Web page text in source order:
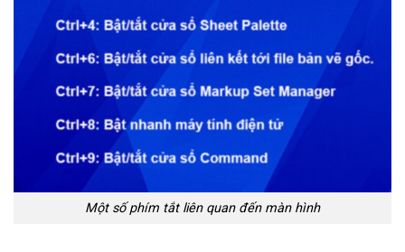
Một số phím tắt liên quan đến màn hình